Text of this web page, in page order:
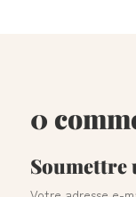
0
Soumettre